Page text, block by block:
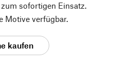
sofortigen Einsatz.
Motive verfügbar.
kaufen